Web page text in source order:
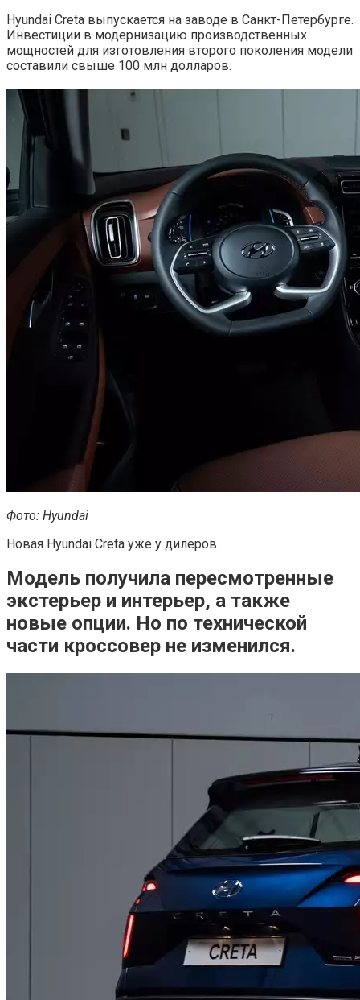
Hyundai Creta выпускается на заводе в Санкт-Петербурге.
Инвестиции в модернизацию производственных
мощностей для изготовления второго поколения модели
составили свыше 100 млн долларов.
Фото: Hyundai
Новая Hyundai Creta уже у дилеров
Модель получила пересмотренные
экстерьер и интерьер, а также
новые опции. Но по технической
части кроссовер не изменился.